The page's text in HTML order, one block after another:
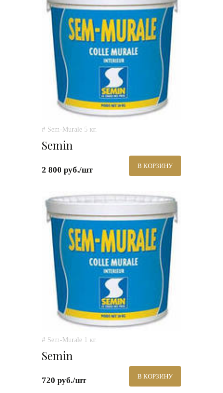
# Sem-Murale 5 кг.
Semin
2 800 руб./шт В КОРЗИНУ
# Sem-Murale 1 кг.
Semin
720 руб./шт В КОРЗИНУ